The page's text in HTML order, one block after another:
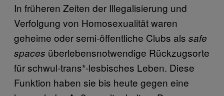
In früheren Zeiten der Illegalisierung und
Verfolgung von Homosexualität waren
geheime oder semi-öffentliche Clubs als safe
spaces überlebensnotwendige Rückzugsorte
für schwul-trans*-lesbisches Leben. Diese
Funktion haben sie bis heute gegen eine